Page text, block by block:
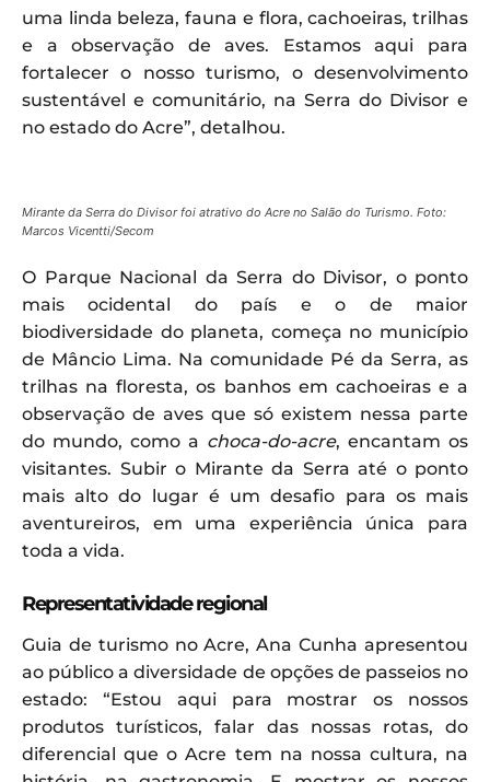
uma linda beleza, fauna e flora, cachoeiras, trilhas
e a observação de aves. Estamos aqui para
fortalecer o nosso turismo, o desenvolvimento
sustentável e comunitário, na Serra do Divisor e
no estado do Acre”, detalhou.
Mirante da Serra do Divisor foi atrativo do Acre no Salão do Turismo. Foto:
Marcos Vicentti/Secom
O Parque Nacional da Serra do Divisor, o ponto
mais ocidental do país e o de maior
biodiversidade do planeta, começa no município
de Mâncio Lima. Na comunidade Pé da Serra, as
trilhas na floresta, os banhos em cachoeiras e a
observação de aves que só existem nessa parte
do mundo, como a choca-do-acre, encantam os
visitantes. Subir o Mirante da Serra até o ponto
mais alto do lugar é um desafio para os mais
aventureiros, em uma experiência única para
toda a vida.
Representatividade regional
Guia de turismo no Acre, Ana Cunha apresentou
ao público a diversidade de opções de passeios no
estado: “Estou aqui para mostrar os nossos
produtos turísticos, falar das nossas rotas, do
diferencial que o Acre tem na nossa cultura, na